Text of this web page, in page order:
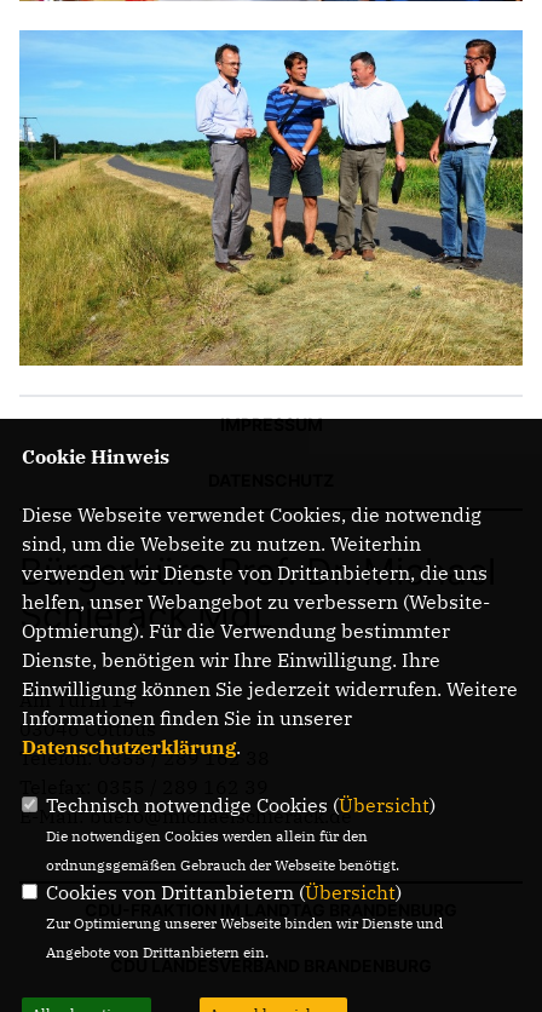
IMPRESSUM
Bürgerbüro Prof. Dr. Michael
Schierack MdL
Am Turm 14
03046 Cottbus
Telefon: 0355 / 289 162 38
E-Mail: buero@michaelschierack.de
Cookie Hinweis
Diese Webseite verwendet Cookies, die notwendig
sind, um die Webseite zu nutzen. Weiterhin
verwenden wir Dienste von Drittanbietern, die uns
helfen, unser Webangebot zu verbessern (Website-
Optmierung). Für die Verwendung bestimmter
Dienste, benötigen wir Ihre Einwilligung. Ihre
Einwilligung können Sie jederzeit widerrufen. Weitere
Informationen finden Sie in unserer
Datenschutzerklärung.
Technisch notwendige Cookies (Übersicht)
Die notwendigen Cookies werden allein für den
ordnungsgemäßen Gebrauch der Webseite benötigt.
Cookies von Drittanbietern (Übersicht)
Zur Optimierung unserer Webseite binden wir Dienste und
Angebote von Drittanbietern ein.